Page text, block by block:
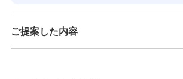
ご提案した内容